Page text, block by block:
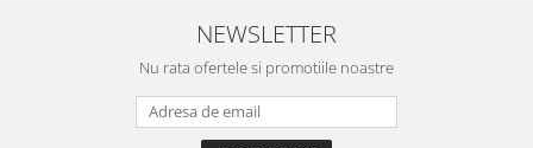
NEWSLETTER
Nu rata ofertele si promotiile noastre